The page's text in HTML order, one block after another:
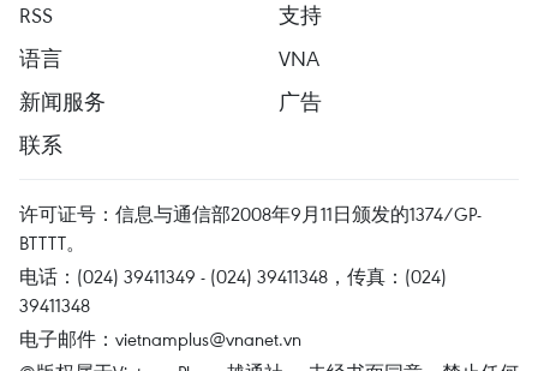
RSS
支持
语言
VNA
新闻服务
广告
联系
许可证号：信息与通信部2008年9月11日颁发的1374/GP-
BTTTT。
电话：(024) 39411349 - (024) 39411348，传真：(024)
39411348
电子邮件： vietnamplus@vnanet.vn